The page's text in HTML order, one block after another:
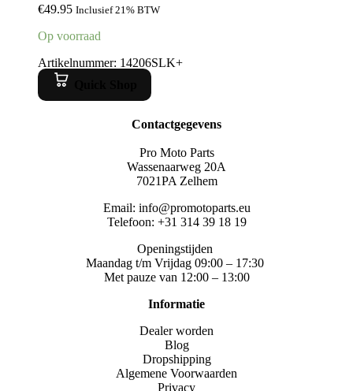
€49.95 Inclusief 21% BTW
Op voorraad
Artikelnummer: 14206SLK+
Contactgegevens
Pro Moto Parts
Wassenaarweg 20A
7021PA Zelhem
Email: info@promotoparts.eu
Telefoon: +31 314 39 18 19
Openingstijden
Maandag t/m Vrijdag 09:00 – 17:30
Met pauze van 12:00 – 13:00
Informatie
Dealer worden
Blog
Dropshipping
Algemene Voorwaarden
Privacy